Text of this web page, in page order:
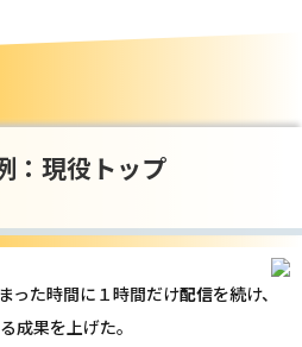
：現役トップ
った時間に１時間だけ配信を続け、
成果を上げた。